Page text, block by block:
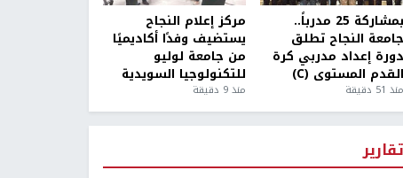
بمشاركة 25 مدرباً..
جامعة النجاح تطلق
دورة إعداد مدربي كرة
القدم المستوى (C)
منذ 51 دقيقة
مركز إعلام النجاح
يستضيف وفدًا أكاديميًا
من جامعة لوليو
للتكنولوجيا السويدية
منذ 9 دقيقة
تقارير